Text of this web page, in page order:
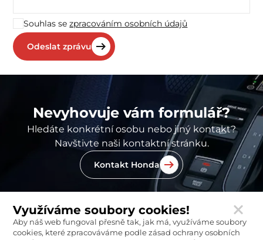
Souhlas sezpracováním osobních údajů
Nevyhovuje vám formulář?
Hledáte konkrétní osobu nebo jiný kontakt?
Navštivte naši kontaktní stránku.
Kontakt Honda
Využíváme soubory cookies!
Aby náš web fungoval přesně tak, jak má, využíváme soubory
cookies, které zpracováváme podle zásad ochrany osobních